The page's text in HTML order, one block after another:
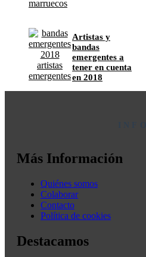
Artistas y
bandas
emergentes a
tener en cuenta
en 2018
Más Información
Quiénes somos
Colaborar
Contacto
Política de cookies
Destacamos